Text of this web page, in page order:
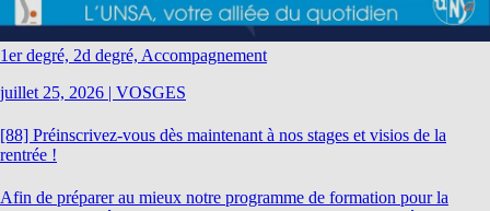
1er degré, 2d degré, Accompagnement
juillet 25, 2026 | VOSGES
[88] Préinscrivez-vous dès maintenant à nos stages et visios de la
rentrée !
Afin de préparer au mieux notre programme de formation pour la